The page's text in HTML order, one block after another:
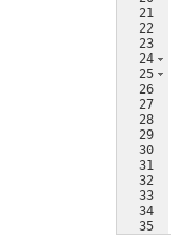
21
22
23
24
25
26
27
28
29
30
31
32
33
34
35